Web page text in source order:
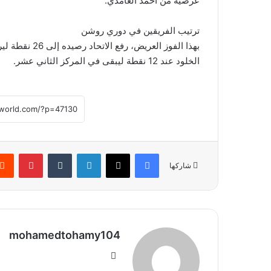
ترتيب الفريقين في دوري روشن
بهذا الفوز
الخلود عند 12 نقطة ليبقى في المركز الثاني عشر.
شاركها
فيسبوك ‫X لينكدإن
mohamedtohamy104